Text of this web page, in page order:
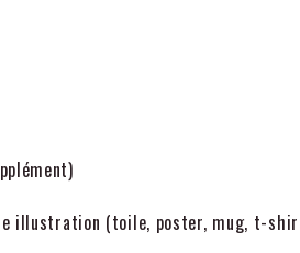
illustration (toile, poster, mug, t-